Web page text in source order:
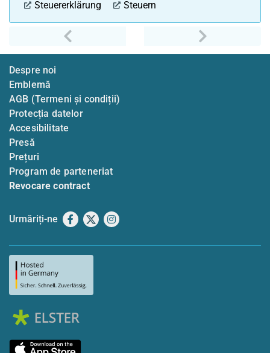
Steuererklärung
Steuern
Despre noi
Emblemă
AGB (Termeni și condiții)
Protecția datelor
Accesibilitate
Presă
Prețuri
Program de parteneriat
Revocare contract
Urmăriți-ne Facebook
X Instagram